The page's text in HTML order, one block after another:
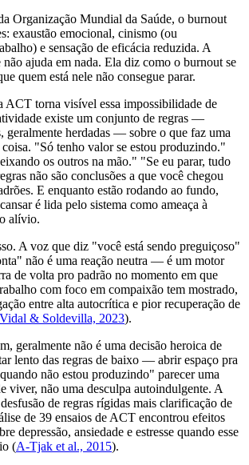
Organização Mundial da Saúde, o burnout
exaustão emocional, cinismo (ou
e sensação de eficácia reduzida. A
não ajuda em nada. Ela diz como o burnout se
quem está nele não consegue parar.
ACT torna visível essa impossibilidade de
existe um conjunto de regras —
geralmente herdadas — sobre o que faz uma
coisa. "Só tenho valor se estou produzindo."
os outros na mão." "Se eu parar, tudo
não são conclusões a que você chegou
E enquanto estão rodando ao fundo,
é lida pelo sistema como ameaça à
alívio.
A voz que diz "você está sendo preguiçoso"
não é uma reação neutra — é um motor
de volta pro padrão no momento em que
com foco em compaixão tem mostrado,
entre alta autocrítica e pior recuperação de
Vidal & Soldevilla, 2023).
geralmente não é uma decisão heroica de
lento das regras de baixo — abrir espaço pra
não estou produzindo" parecer uma
viver, não uma desculpa autoindulgente. A
de regras rígidas mais clarificação de
de 39 ensaios de ACT encontrou efeitos
depressão, ansiedade e estresse quando esse
(A-Tjak et al., 2015).